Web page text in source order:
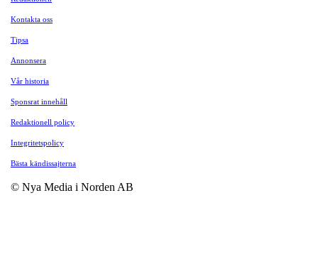
Kontakta oss
Tipsa
Annonsera
Vår historia
Sponsrat innehåll
Redaktionell policy
Integritetspolicy
Bästa kändissajterna
© Nya Media i Norden AB